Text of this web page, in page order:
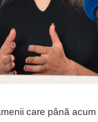
care până